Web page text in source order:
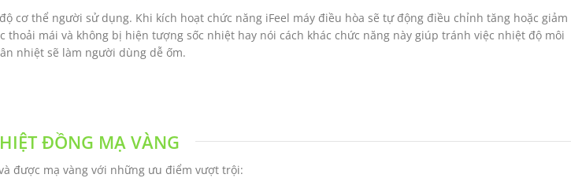
thể người sử dụng. Khi kích hoạt chức năng iFeel máy điều hòa sẽ tự động điều chỉnh tăng hoặc giảm
mái và không bị hiện tượng sốc nhiệt hay nói cách khác chức năng này giúp tránh việc nhiệt độ môi
nhiệt sẽ làm người dùng dễ ốm.
ĐỒNG MẠ VÀNG
được mạ vàng với những ưu điểm vượt trội: